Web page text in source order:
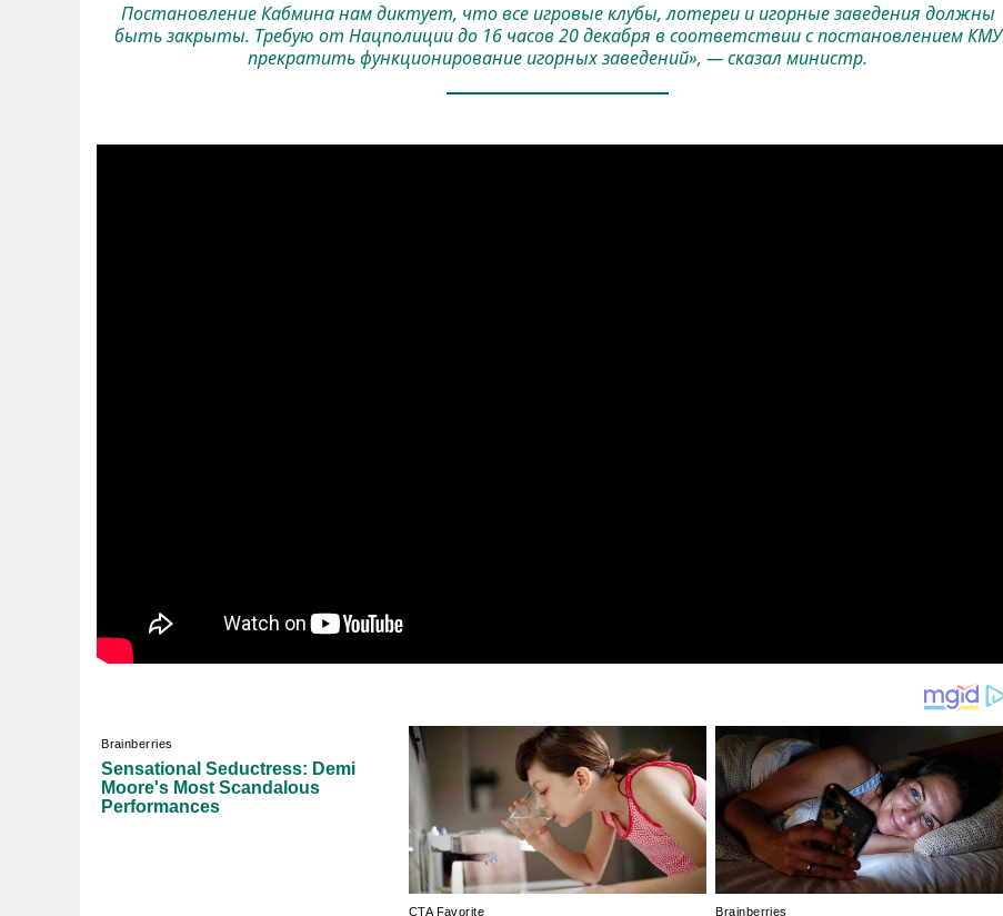
Постановление Кабмина нам диктует, что все игровые клубы, лотереи и игорные заведения должны
быть закрыты. Требую от Нацполиции до 16 часов 20 декабря в соответствии с постановлением КМУ
прекратить функционирование игорных заведений», — сказал министр.